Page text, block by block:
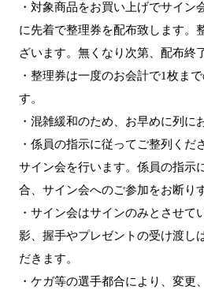
・対象商品をお買い上げでサイン
に先着で整理券を配布致します。
ざいます。無くなり次第、配布終
・整理券は一度のお会計で1枚ま
す。
・混雑緩和のため、お早めに列に
・係員の指示に従ってご整列くだ
サイン会を行います。係員の指示
合、サイン会へのご参加をお断り
・サイン会はサインのみとさせて
影、握手やプレゼントの受け渡し
だきます。
・ケガ等の選手都合により、変更